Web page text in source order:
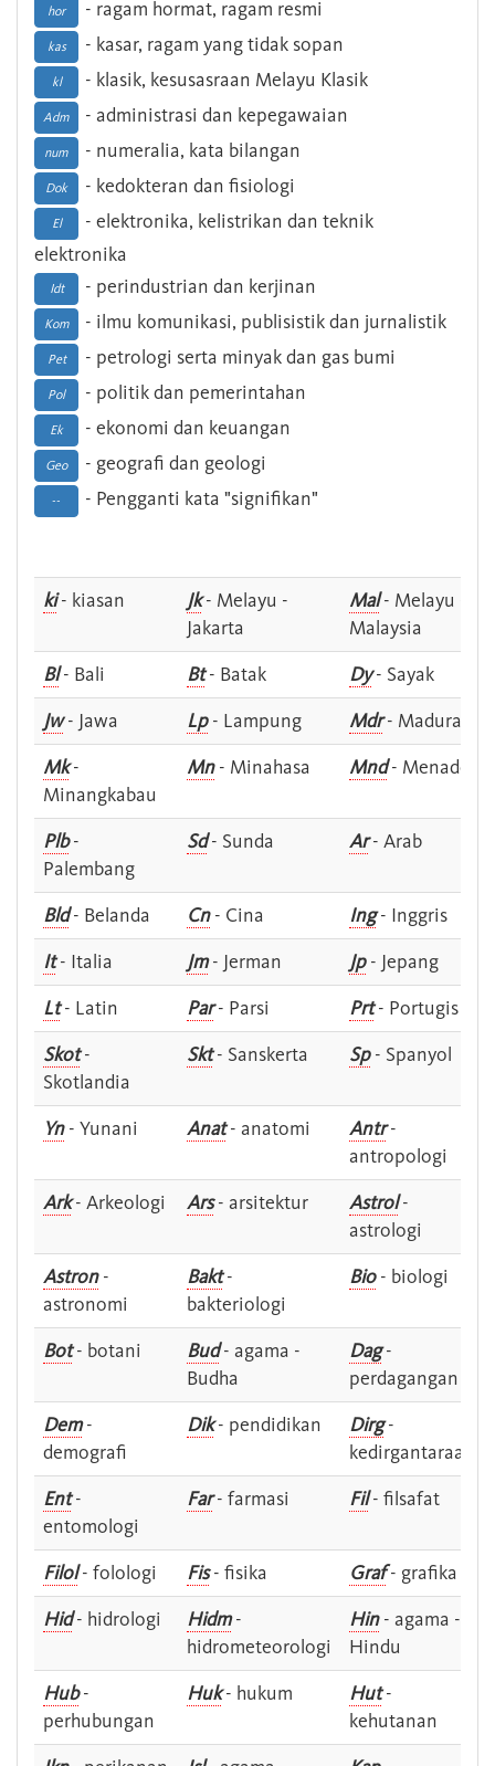
hor - ragam hormat, ragam resmi
kas - kasar, ragam yang tidak sopan
kl - klasik, kesusasraan Melayu Klasik
Adm - administrasi dan kepegawaian
num - numeralia, kata bilangan
Dok - kedokteran dan fisiologi
El
- elektronika, kelistrikan dan teknik
elektronika
Idt - perindustrian dan kerjinan
Kom - ilmu komunikasi, publisistik dan jurnalistik
Pet - petrologi serta minyak dan gas bumi
Pol - politik dan pemerintahan
Ek - ekonomi dan keuangan
Geo - geografi dan geologi
-- - Pengganti kata "signifikan"
ki- kiasan Jk- Melayu -
Jakarta
Mal- Melayu -
Malaysia
Bl- Bali Bt- Batak Dy- Sayak
Jw- Jawa Lp- Lampung Mdr- Madura
Mk-
Minangkabau
Mn- Minahasa Mnd- Menado
Plb-
Palembang
Sd- Sunda Ar- Arab
Bld- Belanda Cn- Cina Ing- Inggris
It- Italia Jm- Jerman Jp- Jepang
Lt- Latin Par- Parsi Prt- Portugis
Skot-
Skotlandia
Skt- Sanskerta Sp- Spanyol
Yn- Yunani Anat- anatomi Antr-
antropologi
Ark- Arkeologi Ars- arsitektur Astrol-
astrologi
Astron-
astronomi
Bakt-
bakteriologi
Bio- biologi
Bot- botani Bud- agama -
Budha
Dag-
perdagangan
Dem-
demografi
Dik- pendidikan Dirg-
kedirgantaraan
Ent-
entomologi
Far- farmasi Fil- filsafat
Filol- folologi Fis- fisika Graf- grafika
Hid- hidrologi Hidm-
hidrometeorologi
Hin- agama -
Hindu
Hub-
perhubungan
Huk- hukum Hut-
kehutanan